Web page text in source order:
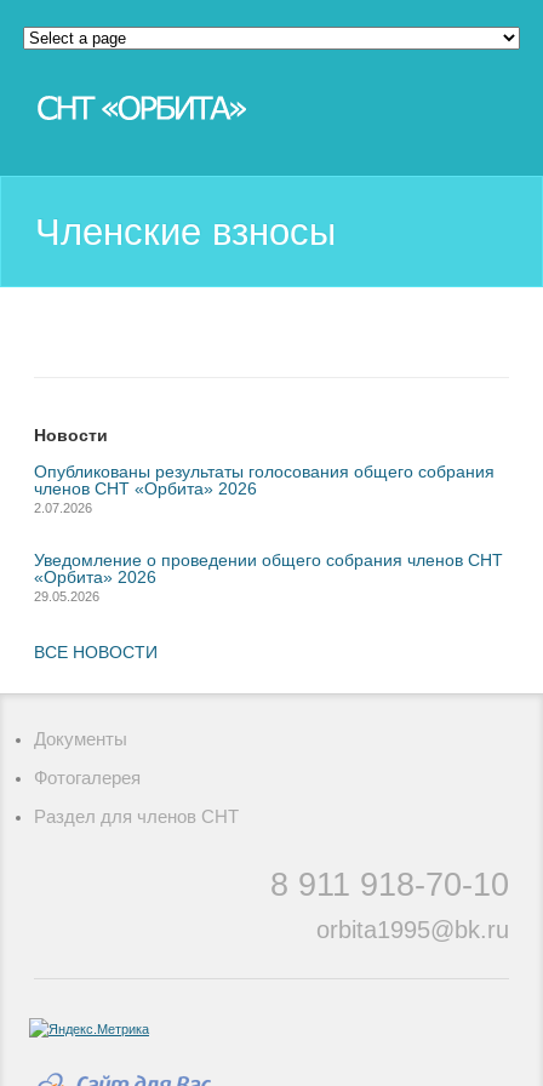
Членские взносы
Новости
Опубликованы результаты голосования общего собрания
членов СНТ «Орбита» 2026
2.07.2026
Уведомление о проведении общего собрания членов СНТ
«Орбита» 2026
29.05.2026
ВСЕ НОВОСТИ
Документы
Фотогалерея
Раздел для членов СНТ
8 911 918-70-10
orbita1995@bk.ru